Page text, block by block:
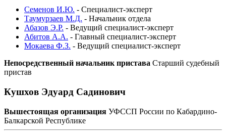
Семенов И.Ю. - Специалист-эксперт
Таумурзаев М.Д. - Начальник отдела
Абазов Э.Р. - Ведущий специалист-эксперт
Абитов А.А. - Главный специалист-эксперт
Мокаева Ф.З. - Ведущий специалист-эксперт
Непосредственный начальник пристава Старший судебный
пристав
Кушхов Эдуард Садинович
Вышестоящая организация УФССП России по Кабардино-
Балкарской Республике